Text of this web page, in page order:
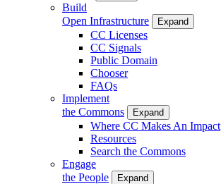
Build
Open Infrastructure
Expand
CC Licenses
CC Signals
Public Domain
Chooser
FAQs
Implement
the Commons
Expand
Where CC Makes An Impact
Resources
Search the Commons
Engage
the People
Expand